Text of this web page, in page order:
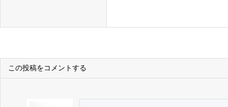
この投稿をコメントする